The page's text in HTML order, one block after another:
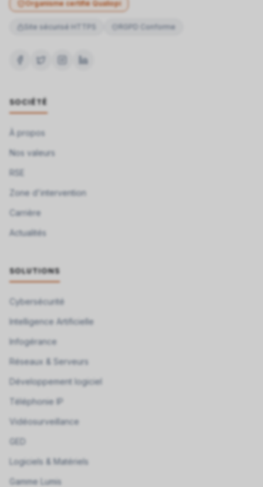
Organisme certifié Qualiopi
Site sécurisé HTTPS RGPD Conforme
SOCIÉTÉ
À propos
Nos valeurs
RSE
Zone d'intervention
Carrière
Actualités
SOLUTIONS
Cybersécurité
Intelligence Artificielle
Infogérance
Réseaux & Serveurs
Développement logiciel
Téléphonie IP
Vidéosurveillance
GED
Logiciels & Matériels
Gamme Lumis